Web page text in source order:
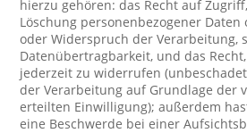
hierzu gehören: das Recht auf
Löschung personenbezogener
oder Widerspruch der Verarbeitung,
Datenübertragbarkeit, und das
jederzeit zu widerrufen
der Verarbeitung auf Grundlage der
erteilten Einwilligung); außerdem
eine Beschwerde bei einer